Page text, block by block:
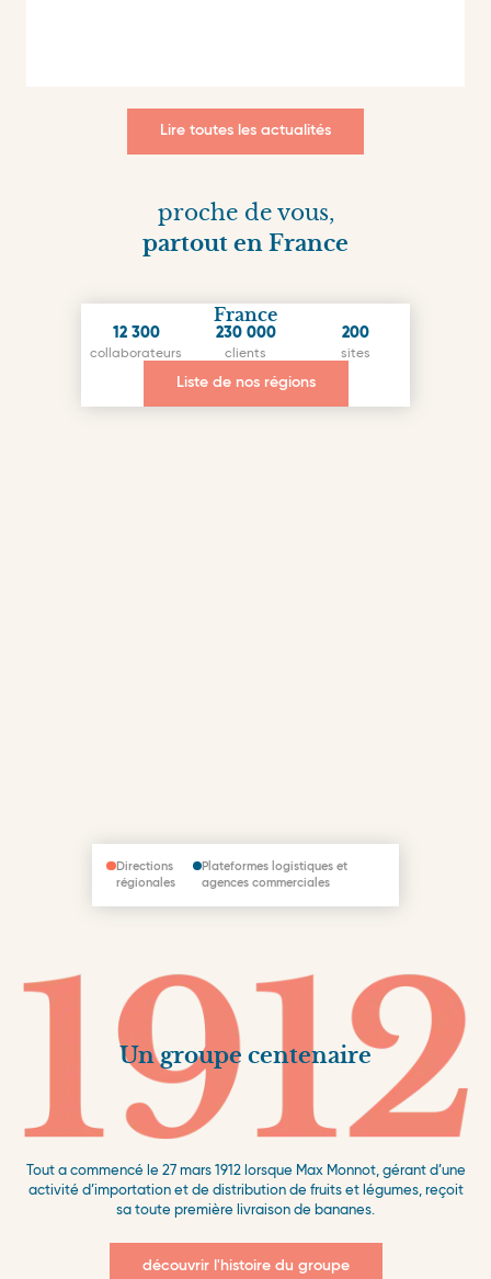
Lire toutes les actualités
proche de vous,
partout en France
France
12 300
collaborateurs
230 000
clients
200
sites
Liste de nos régions
Directions
régionales
Plateformes logistiques et
agences commerciales
Un groupe centenaire
Tout a commencé le 27 mars 1912 lorsque Max Monnot, gérant d’une
activité d’importation et de distribution de fruits et légumes, reçoit
sa toute première livraison de bananes.
découvrir l'histoire du groupe